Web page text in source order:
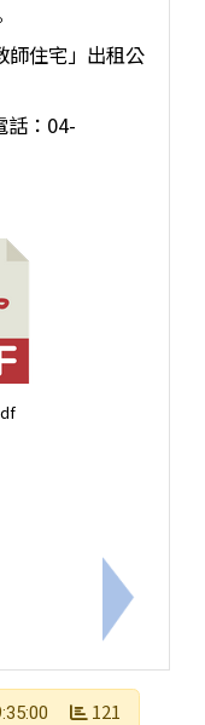
理全國公教員工旅遊
師住宅」出租公
話：04-
下一筆：
121